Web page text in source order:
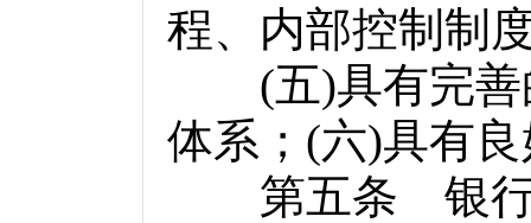
程、内部控制制
(五)具有完
体系； (六)具有
第五条 银行业